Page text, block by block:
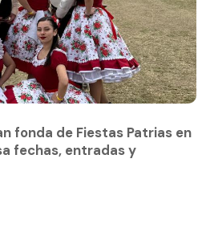
fonda de Fiestas Patrias en
fechas, entradas y